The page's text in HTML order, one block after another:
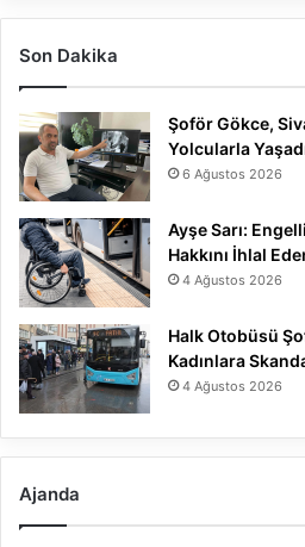
Son Dakika
Şoför Gökce,
Yolcularla
6 Ağustos 2026
Ayşe Sarı:
Hakkını İhlal
4 Ağustos 2026
Halk Otobüsü
Kadınlara
4 Ağustos 2026
Ajanda